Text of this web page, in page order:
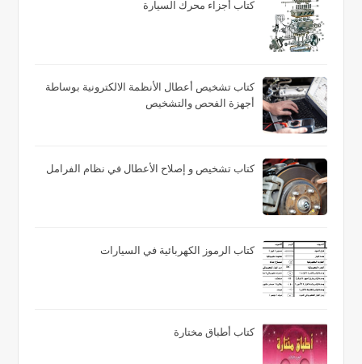
كتاب أجزاء محرك السيارة
كتاب تشخيص أعطال الأنظمة الالكترونية بوساطة
أجهزة الفحص والتشخيص
كتاب تشخيص و إصلاح الأعطال في نظام الفرامل
كتاب الرموز الكهربائية في السيارات
كتاب أطباق مختارة